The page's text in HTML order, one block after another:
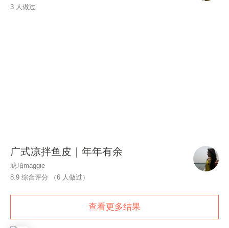
3 人做过
广式凉拌鱼皮｜年年有余
琥珀maggie
8.9 综合评分 （6 人做过）
查看更多结果